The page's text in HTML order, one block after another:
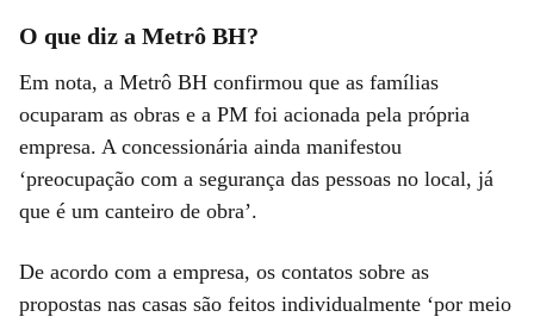
O que diz a Metrô BH?
Em nota, a Metrô BH confirmou que as famílias
ocuparam as obras e a PM foi acionada pela própria
empresa. A concessionária ainda manifestou
‘preocupação com a segurança das pessoas no local, já
que é um canteiro de obra’.
De acordo com a empresa, os contatos sobre as
propostas nas casas são feitos individualmente ‘por meio